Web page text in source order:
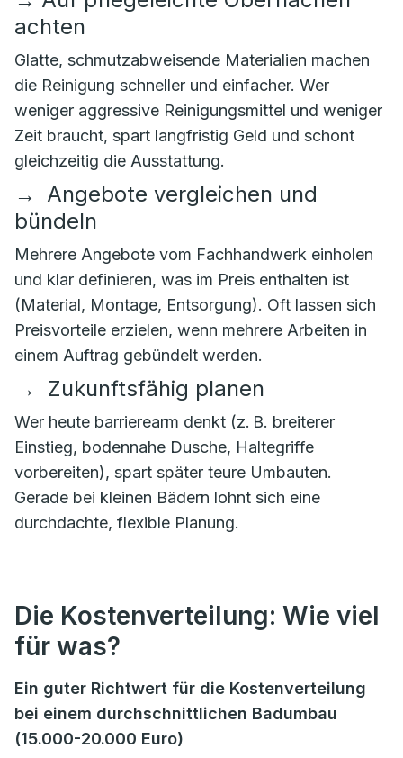
achten
Glatte, schmutzabweisende Materialien machen
die Reinigung schneller und einfacher. Wer
weniger aggressive Reinigungsmittel und weniger
Zeit braucht, spart langfristig Geld und schont
gleichzeitig die Ausstattung.
→ Angebote vergleichen und
bündeln
Mehrere Angebote vom Fachhandwerk einholen
und klar definieren, was im Preis enthalten ist
(Material, Montage, Entsorgung). Oft lassen sich
Preisvorteile erzielen, wenn mehrere Arbeiten in
einem Auftrag gebündelt werden.
→ Zukunftsfähig planen
Wer heute barrierearm denkt (z. B. breiterer
Einstieg, bodennahe Dusche, Haltegriffe
vorbereiten), spart später teure Umbauten.
Gerade bei kleinen Bädern lohnt sich eine
durchdachte, flexible Planung.
Die Kostenverteilung: Wie viel
für was?
Ein guter Richtwert für die Kostenverteilung
bei einem durchschnittlichen Badumbau
(15.000-20.000 Euro)